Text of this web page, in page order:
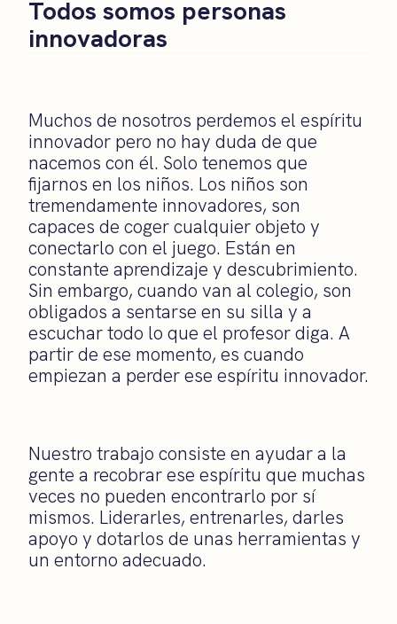
Todos somos personas
innovadoras
Muchos de nosotros perdemos el espíritu
innovador pero no hay duda de que
nacemos con él. Solo tenemos que
fijarnos en los niños. Los niños son
tremendamente innovadores, son
capaces de coger cualquier objeto y
conectarlo con el juego. Están en
constante aprendizaje y descubrimiento.
Sin embargo, cuando van al colegio, son
obligados a sentarse en su silla y a
escuchar todo lo que el profesor diga. A
partir de ese momento, es cuando
empiezan a perder ese espíritu innovador.
Nuestro trabajo consiste en ayudar a la
gente a recobrar ese espíritu que muchas
veces no pueden encontrarlo por sí
mismos. Liderarles, entrenarles, darles
apoyo y dotarlos de unas herramientas y
un entorno adecuado.